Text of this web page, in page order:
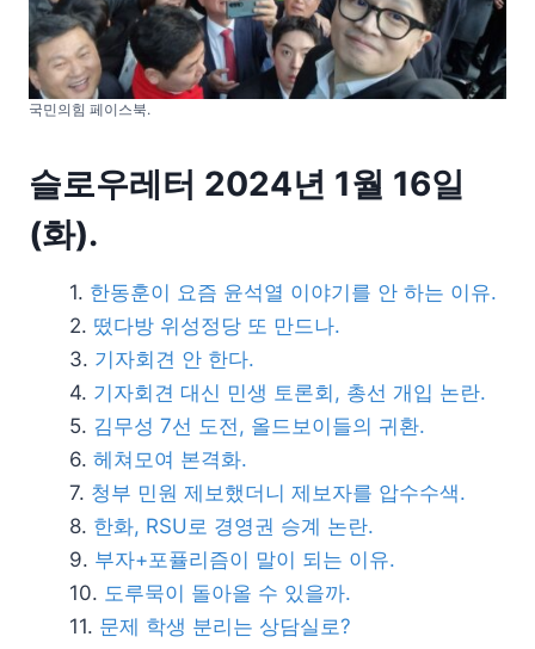
국민의힘 페이스북.
슬로우레터 2024년 1월 16일
(화).
한동훈이 요즘 윤석열 이야기를 안 하는 이유.
떴다방 위성정당 또 만드나.
기자회견 안 한다.
기자회견 대신 민생 토론회, 총선 개입 논란.
김무성 7선 도전, 올드보이들의 귀환.
헤쳐모여 본격화.
청부 민원 제보했더니 제보자를 압수수색.
한화, RSU로 경영권 승계 논란.
부자+포퓰리즘이 말이 되는 이유.
도루묵이 돌아올 수 있을까.
문제 학생 분리는 상담실로?